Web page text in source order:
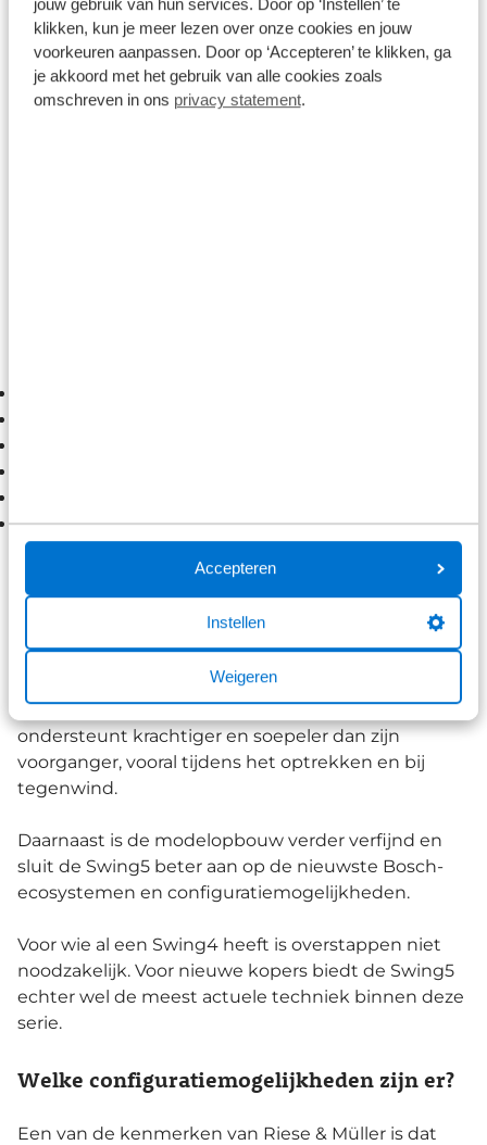
klikken, kun je meer lezen over onze cookies en jouw
voorkeuren aanpassen. Door op ‘Accepteren’ te klikken, ga
je akkoord met het gebruik van alle cookies zoals
omschreven in ons privacy statement.
Accepteren
Instellen
Weigeren
Juist in een Nederlandse binnenstad merk je
hoeveel verschil dat maakt.
Wat is het verschil tussen de Swing4 en
de mogelijkheid om accessoires zoals manden en
transportoplossingen toe te voegen.
Vernieuwingen op de Swing5
De belangrijkste stap voorwaarts zit in de
aandrijflijn. De Swing5 maakt gebruik van de
nieuwste Bosch Performance Line motor. Deze
ondersteunt krachtiger en soepeler dan zijn
voorganger, vooral tijdens het optrekken en bij
tegenwind.
Daarnaast is de modelopbouw verder verfijnd en
sluit de Swing5 beter aan op de nieuwste Bosch-
ecosystemen en configuratiemogelijkheden.
Voor wie al een Swing4 heeft is overstappen niet
noodzakelijk. Voor nieuwe kopers biedt de Swing5
echter wel de meest actuele techniek binnen deze
serie.
Welke configuratiemogelijkheden zijn er?
Een van de kenmerken van Riese & Müller is dat